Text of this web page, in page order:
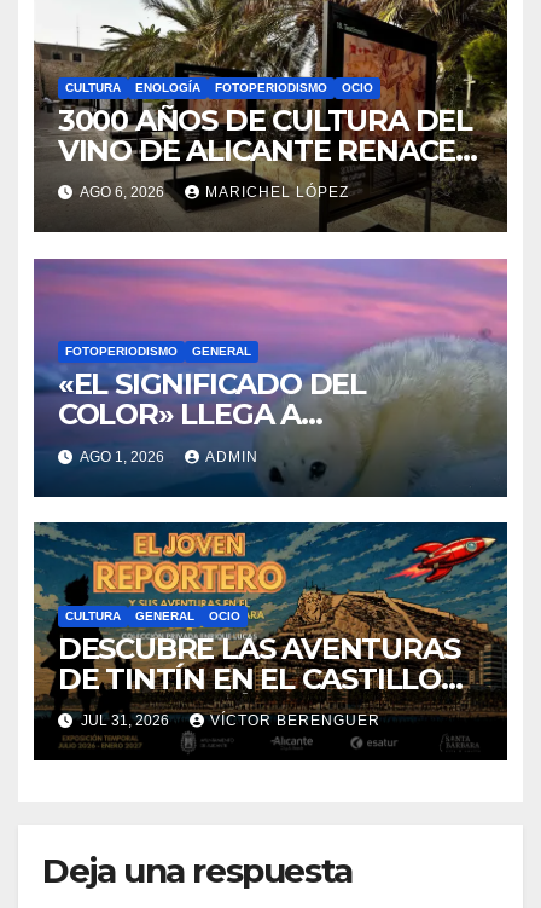
CULTURA ENOLOGÍA FOTOPERIODISMO OCIO
3000 AÑOS DE CULTURA DEL
VINO DE ALICANTE RENACEN
EN EL CASTILLO DE SANTA
BÁRBARA
AGO 6, 2026 MARICHEL LÓPEZ
FOTOPERIODISMO GENERAL
«EL SIGNIFICADO DEL
COLOR» LLEGA A
VILLAJOYOSA
AGO 1, 2026 ADMIN
CULTURA GENERAL OCIO
DESCUBRE LAS AVENTURAS
DE TINTÍN EN EL CASTILLO
DE SANTA BÁRBARA DE
ALICANTE
JUL 31, 2026 VÍCTOR BERENGUER
Deja una respuesta